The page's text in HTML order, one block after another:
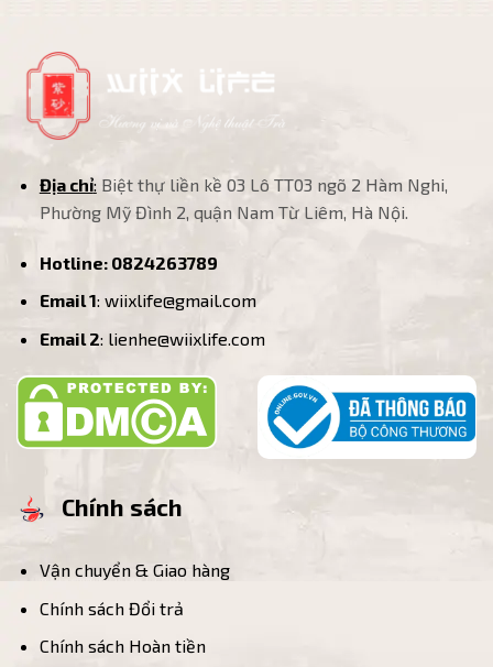
Địa chỉ:Biệt thự liền kề 03 Lô TT03 ngõ 2 Hàm Nghi,
Phường Mỹ Đình 2, quận Nam Từ Liêm, Hà Nội.
Hotline: 0824263789
Email 1: wiixlife@gmail.com
Email 2: lienhe@wiixlife.com
Chính sách
Vận chuyển & Giao hàng
Chính sách Đổi trả
Chính sách Hoàn tiền